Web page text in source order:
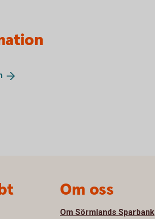
Om oss
Om Sörmlands Sparbank